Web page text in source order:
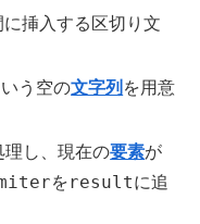
に挿入する区切り文
う空の文字列 を用意
理し、現在の要素が
をresultに追